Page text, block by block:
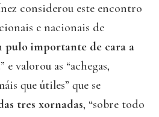
considerou este encontro
e nacionais de
pulo importante de cara a
” e valorou as “achegas,
que útiles” que se
tres xornadas, “sobre todo